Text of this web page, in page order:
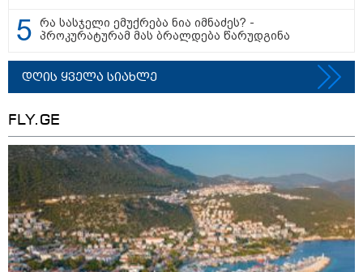
2008 წლის რუსეთ-საქართველოს
ომის მე-18 წლისთავთან
გიორგი ბარამიძე - ომის პირველ
დღეებში, ტყვეების გაცვლის, თუ
სხვა მძიმე პროცესების
აღსაწერად, სხვა სიტყვის
გამოყენება აჯობებდა - არასდროს
მითქვამს, რომ ჩვენები
ხელებაწეულს ან დატყვევებულს
"ხვრეტდნენ", ეგ არასდროს
გიგა ავალიანის დედა - საქმეში
რა სასჯელი ემუქრება ნია იმნაძეს? -
პროკურატურამ მას ბრალდება წარუდგინა
დღის ყველა სიახლე
FLY.GE